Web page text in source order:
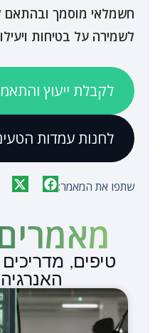
חשמלאי מוסמך ובהתאם
לשמירה על בטיחות
לקבלת ייעוץ
לחנות עמדות
שתפו את המאמר:
טיפים,